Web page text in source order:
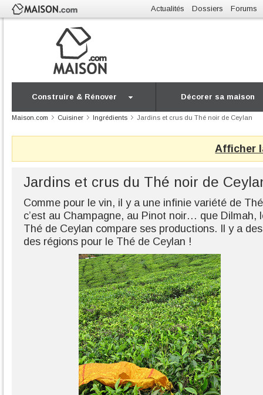
Actualités Dossiers Forums
Construire & Rénover Décorer sa maison
Maison.com Cuisiner Ingrédients Jardins et crus du Thé noir de Ceylan
Afficher
Jardins et crus du Thé noir de
Comme pour le vin, il y a une infinie variété de
c’est au Champagne, au Pinot noir… que Dilmah,
Thé de Ceylan compare ses productions. Il y a
des régions pour le Thé de Ceylan !